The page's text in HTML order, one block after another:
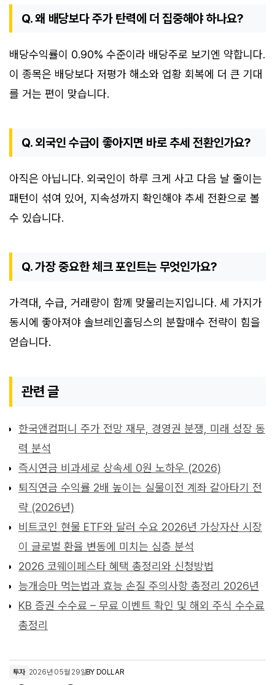
Q. 왜 배당보다 주가 탄력에 더 집중해야 하나요?
배당수익률이 0.90% 수준이라 배당주로 보기엔 약합니다.
이 종목은 배당보다 저평가 해소와 업황 회복에 더 큰 기대
를 거는 편이 맞습니다.
Q. 외국인 수급이 좋아지면 바로 추세 전환인가요?
아직은 아닙니다. 외국인이 하루 크게 사고 다음 날 줄이는
패턴이 섞여 있어, 지속성까지 확인해야 추세 전환으로 볼
수 있습니다.
Q. 가장 중요한 체크 포인트는 무엇인가요?
가격대, 수급, 거래량이 함께 맞물리는지입니다. 세 가지가
동시에 좋아져야 솔브레인홀딩스의 분할매수 전략이 힘을
얻습니다.
관련 글
한국앤컴퍼니 주가 전망 재무, 경영권 분쟁, 미래 성장 동
력 분석
즉시연금 비과세로 상속세 0원 노하우 (2026)
퇴직연금 수익률 2배 높이는 실물이전 계좌 갈아타기 전
략 (2026년)
비트코인 현물 ETF와 달러 수요 2026년 가상자산 시장
이 글로벌 환율 변동에 미치는 심층 분석
2026 코웨이페스타 혜택 총정리와 신청방법
능개승마 먹는법과 효능 손질 주의사항 총정리 2026년
KB 증권 수수료 – 무료 이벤트 확인 및 해외 주식 수수료
총정리
투자 2026년 05월 29일BY DOLLAR